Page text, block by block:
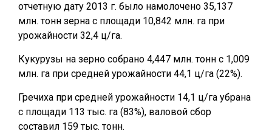
отчетную дату 2013 г. было намолочено 35,137
млн. тонн зерна с площади 10,842 млн. га при
урожайности 32,4 ц/га.
Кукурузы на зерно собрано 4,447 млн. тонн с 1,009
млн. га при средней урожайности 44,1 ц/га (22%).
Гречиха при средней урожайности 14,1 ц/га убрана
с площади 113 тыс. га (83%), валовой сбор
составил 159 тыс. тонн.